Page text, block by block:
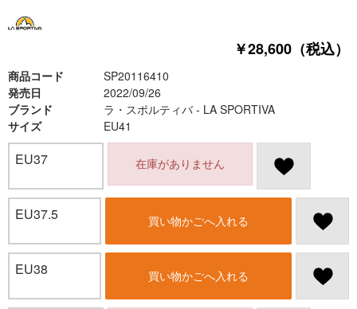
￥28,600（税込）
商品コード
SP20116410
発売日
2022/09/26
ブランド
ラ・スポルティバ - LA SPORTIVA
サイズ
EU41
EU37 在庫がありません
EU37.5 買い物かごへ入れる
EU38 買い物かごへ入れる